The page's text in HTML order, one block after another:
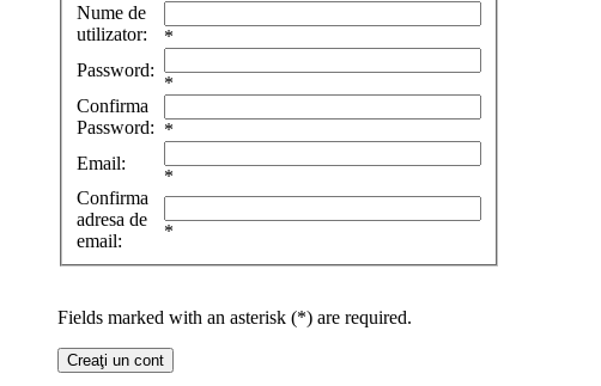
Nume de
utilizator:
*
Password:
*
Confirma
Password: *
Email:
*
Confirma
adresa de
email:
*
Fields marked with an asterisk (*) are required.
Creaţi un cont